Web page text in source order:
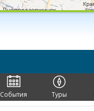
События Туры